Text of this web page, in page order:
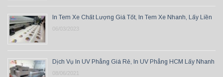
In Tem Xe Chất Lượng Giá Tốt, In Tem Xe Nhanh, Lấy Liền
06/03/2023
Dịch Vụ In UV Phẳng Giá Rẻ, In UV Phẳng HCM Lấy Nhanh
08/06/2021